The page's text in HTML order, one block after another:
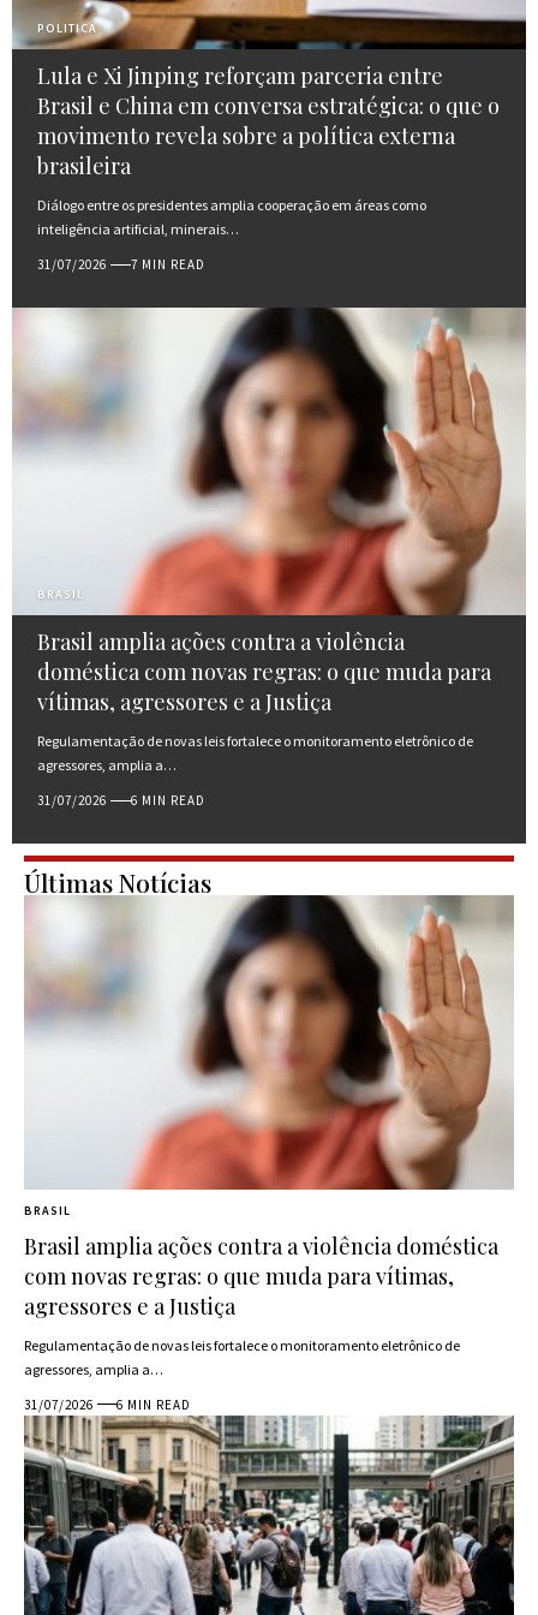
POLITICA
Lula e Xi Jinping reforçam parceria entre
Brasil e China em conversa estratégica: o que o
movimento revela sobre a política externa
brasileira
Diálogo entre os presidentes amplia cooperação em áreas como
inteligência artificial, minerais…
31/07/2026 7 MIN READ
BRASIL
Brasil amplia ações contra a violência
doméstica com novas regras: o que muda para
vítimas, agressores e a Justiça
Regulamentação de novas leis fortalece o monitoramento eletrônico de
agressores, amplia a…
31/07/2026 6 MIN READ
Últimas Notícias
BRASIL
Brasil amplia ações contra a violência doméstica
com novas regras: o que muda para vítimas,
agressores e a Justiça
Regulamentação de novas leis fortalece o monitoramento eletrônico de
agressores, amplia a…
31/07/2026 6 MIN READ